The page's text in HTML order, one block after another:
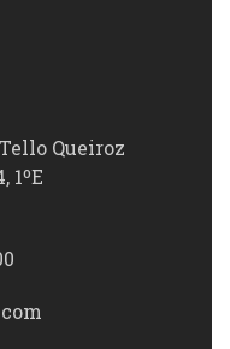
Queiroz
1ºE